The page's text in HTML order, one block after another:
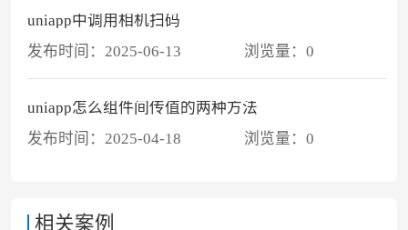
uniapp中调用相机扫码
发布时间： 2025-06-13 浏览量：0
uniapp怎么组件间传值的两种方法
发布时间： 2025-04-18 浏览量：0
相关案例